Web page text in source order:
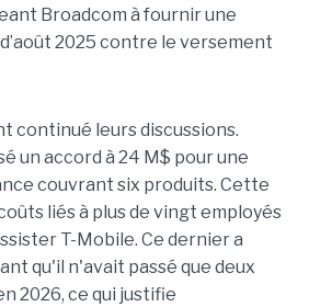
Broadcom à fournir une
2025 contre le versement
continué leurs discussions.
un accord à 24 M$ pour une
couvrant six produits. Cette
liés à plus de vingt employés
T-Mobile. Ce dernier a
qu'il n'avait passé que deux
2026, ce qui justifie